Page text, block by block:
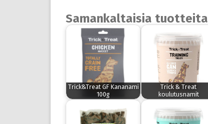
Samankaltaisia tuotteita
Trick&Treat GF Kananami
100g
Trick & Treat
koulutusnamit